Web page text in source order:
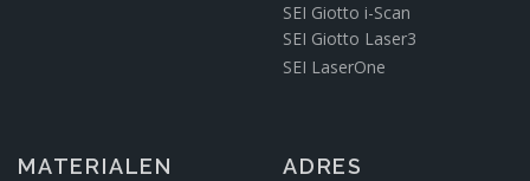
SEI Giotto i-Scan
SEI Giotto Laser3
SEI LaserOne
MATERIALEN ADRES